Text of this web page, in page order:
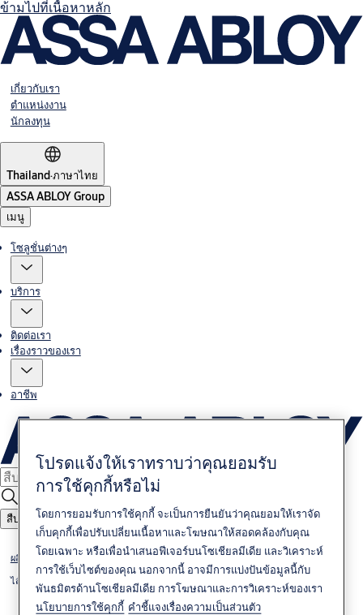
ข้ามไปที่เนื้อหาหลัก
เกี่ยวกับเรา
ตำแหน่งงาน
นักลงทุน
Thailand·ภาษาไทย
ASSA ABLOY Group
เมนู
โซลูชั่นต่างๆ
บริการ
ติดต่อเรา
เรื่องราวของเรา
อาชีพ
สืบหา
ผลิตภัณฑ์
ไส้กุญแจและดอกกุญแจ
โปรดแจ้งให้เราทราบว่าคุณยอมรับ
การใช้คุกกี้หรือไม่
โดยการยอมรับการใช้คุกกี้ จะเป็นการยืนยันว่าคุณยอมให้เราจัด
เก็บคุกกี้เพื่อปรับเปลี่ยนเนื้อหาและโฆษณาให้สอดคล้องกับคุณ
โดยเฉพาะ หรือเพื่อนำเสนอฟีเจอร์บนโซเชียลมีเดีย และวิเคราะห์
การใช้เว็บไซต์ของคุณ นอกจากนี้ อาจมีการแบ่งปันข้อมูลนี้กับ
พันธมิตรด้านโซเชียลมีเดีย การโฆษณาและการวิเคราะห์ของเรา
นโยบายการใช้คุกกี้ คำชี้แจงเรื่องความเป็นส่วนตัว